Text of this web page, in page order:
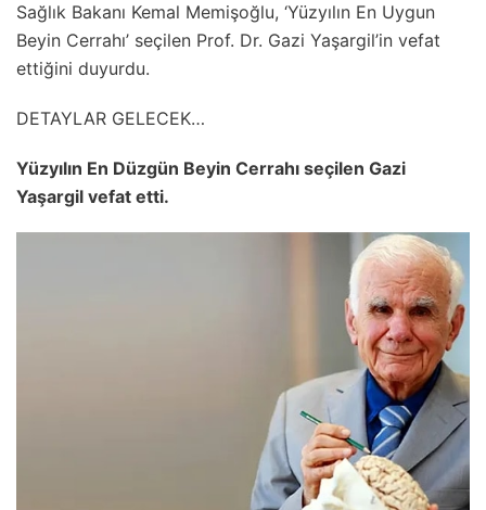
Sağlık Bakanı Kemal Memişoğlu, ‘Yüzyılın En Uygun
Beyin Cerrahı’ seçilen Prof. Dr. Gazi Yaşargil’in vefat
ettiğini duyurdu.
DETAYLAR GELECEK…
Yüzyılın En Düzgün Beyin Cerrahı seçilen Gazi
Yaşargil vefat etti.